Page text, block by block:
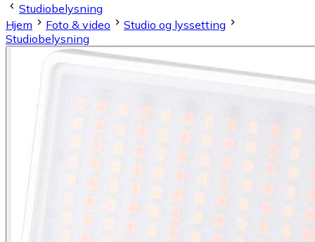
Studiobelysning
Hjem
Foto & video
Studio og lyssetting
Studiobelysning